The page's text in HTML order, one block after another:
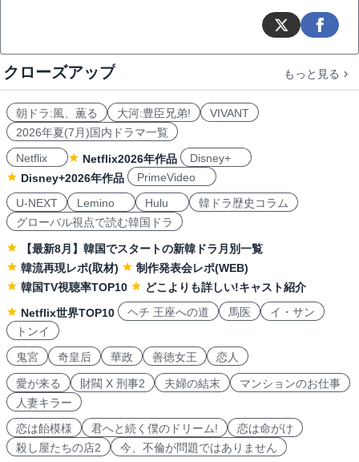
クローズアップ もっと見る
朝ドラ:風、薫る 大河:豊臣兄弟!
VIVANT
2026年夏(7月)国内ドラマ一覧
Netflix
Netflix2026年作品
Disney+
Disney+2026年作品
PrimeVideo
U-NEXT
Lemino Hulu
韓ドラ歴史コラム
グローバル視点で読む韓国ドラ
【最新8月】韓国でスタートの新韓ドラ月別一覧
韓流再現レポ(取材)
制作発表会レポ(WEB)
韓国TV視聴率TOP10
どこよりも詳しい!キャスト紹介
Netflix世界TOP10
ヘチ 王座への道 馬医
イ・サン
トンイ
鬼宮
奇皇后 華政 善徳女王 恋人
愛が来る 財閥 X 刑事2 夫婦の結末
マンションのお仕事
人妻キラー
恋は飴模様
君へと続く僕のドリーム!
恋は命がけ
殺し屋たちの店2
今、不倫が問題ではありません